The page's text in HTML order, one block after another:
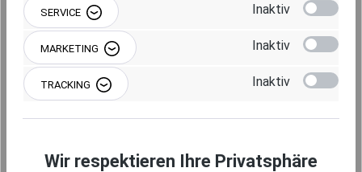
Produktgalerie überspringen
Einzelkomponenten
SERVICE Inaktiv
MARKETING Inaktiv
TRACKING Inaktiv
Wir respektieren Ihre Privatsphäre